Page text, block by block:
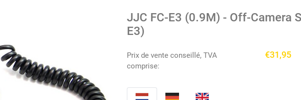
JJC FC-E3 (0.9M) - Off-Camera
E3)
Prix de vente conseillé, TVA
comprise:
€31,95